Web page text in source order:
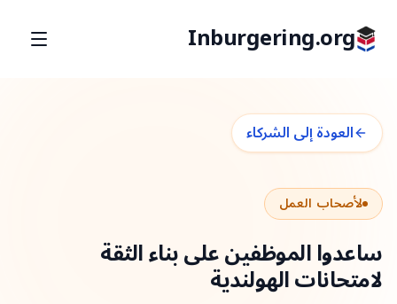
Inburgering.org
العودة إلى الشركاء
لأصحاب العمل
ساعدوا الموظفين على بناء الثقة
لامتحانات الهولندية